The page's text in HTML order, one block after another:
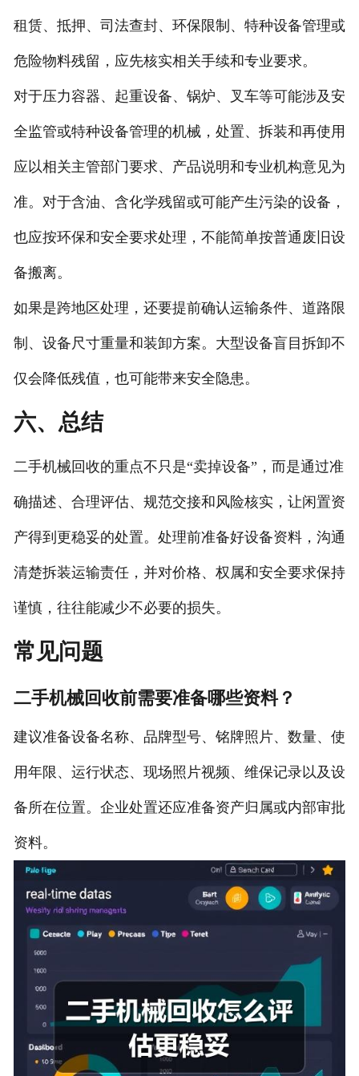
租赁、抵押、司法查封、环保限制、特种设备管理或
危险物料残留，应先核实相关手续和专业要求。
对于压力容器、起重设备、锅炉、叉车等可能涉及安
全监管或特种设备管理的机械，处置、拆装和再使用
应以相关主管部门要求、产品说明和专业机构意见为
准。对于含油、含化学残留或可能产生污染的设备，
也应按环保和安全要求处理，不能简单按普通废旧设
备搬离。
如果是跨地区处理，还要提前确认运输条件、道路限
制、设备尺寸重量和装卸方案。大型设备盲目拆卸不
仅会降低残值，也可能带来安全隐患。
六、总结
二手机械回收的重点不只是“卖掉设备”，而是通过准
确描述、合理评估、规范交接和风险核实，让闲置资
产得到更稳妥的处置。处理前准备好设备资料，沟通
清楚拆装运输责任，并对价格、权属和安全要求保持
谨慎，往往能减少不必要的损失。
常见问题
二手机械回收前需要准备哪些资料？
建议准备设备名称、品牌型号、铭牌照片、数量、使
用年限、运行状态、现场照片视频、维保记录以及设
备所在位置。企业处置还应准备资产归属或内部审批
资料。